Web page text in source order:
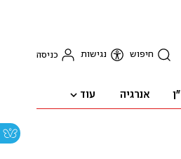
חיפוש נגישות כניסה
אנרגיה עוד